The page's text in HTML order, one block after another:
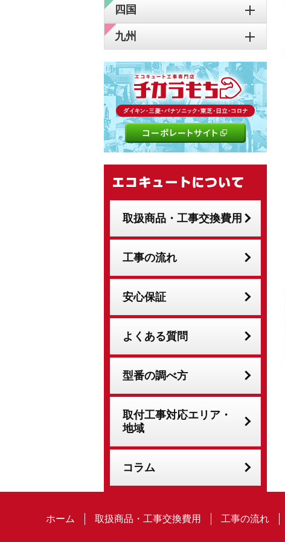
四国
九州
取扱商品・工事交換費用
工事の流れ
安心保証
よくある質問
型番の調べ方
取付工事対応エリア・
地域
コラム
ホーム 取扱商品・工事交換費用 工事の流れ